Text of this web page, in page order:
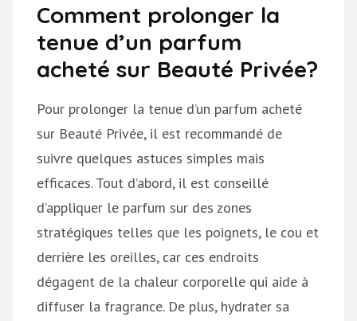
Comment prolonger la
tenue d’un parfum
acheté sur Beauté Privée?
Pour prolonger la tenue d’un parfum acheté
sur Beauté Privée, il est recommandé de
suivre quelques astuces simples mais
efficaces. Tout d’abord, il est conseillé
d’appliquer le parfum sur des zones
stratégiques telles que les poignets, le cou et
derrière les oreilles, car ces endroits
dégagent de la chaleur corporelle qui aide à
diffuser la fragrance. De plus, hydrater sa